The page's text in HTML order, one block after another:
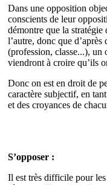
Dans une opposition
conscients de leur
démontre que la stratégie
l’autre, donc que
(profession, classe...), un
viendront à croire qu’ils
Donc on est en droit de
caractère subjectif, en
et des croyances de
S’opposer :
Il est très difficile pour